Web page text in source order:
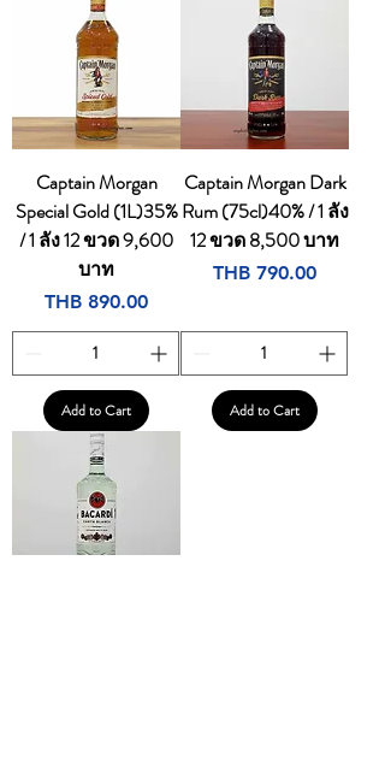
Captain Morgan
Special Gold (1L)35%
/ 1 ลัง 12 ขวด 9,600
บาท
Price
THB 890.00
Add to Cart
Captain Morgan Dark
Rum (75cl)40% / 1 ลัง
12 ขวด 8,500 บาท
Price
THB 790.00
Add to Cart